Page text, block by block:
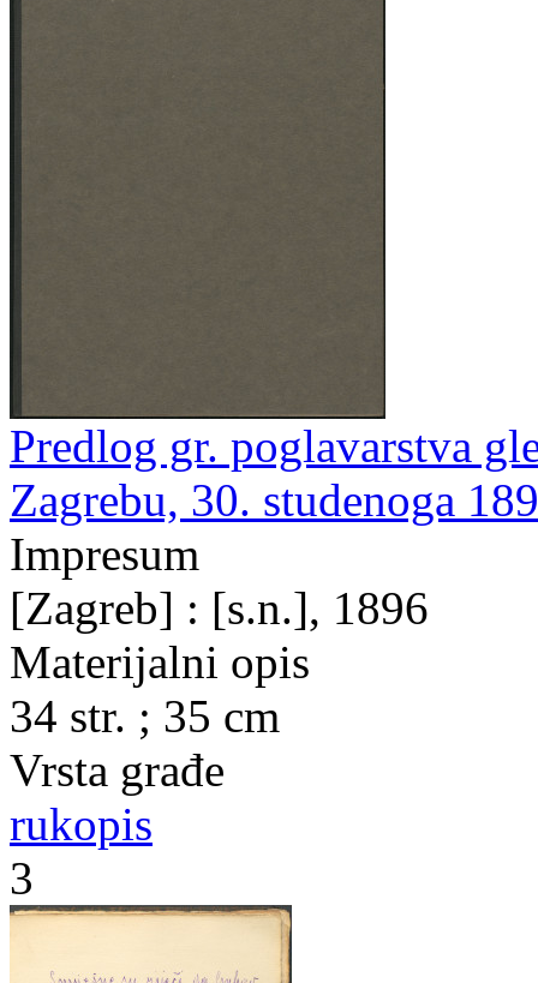
Predlog gr. poglavarstva
Zagrebu, 30. studenoga
Impresum
[Zagreb] : [s.n.], 1896
Materijalni opis
34 str. ; 35 cm
Vrsta građe
rukopis
3